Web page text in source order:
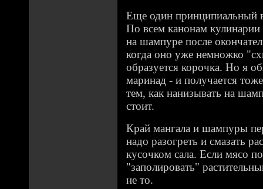
Еще один принципиальный
По всем канонам кулинарии
на шампуре после
когда оно уже немножко
образуется корочка. Но я
маринад - и получается
тем, как нанизывать на
стоит.
Край мангала и шампуры
надо разогреть и смазать
кусочком сала. Если мясо
"заполировать"
не то.